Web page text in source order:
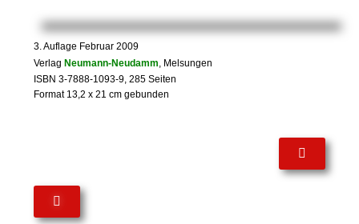
3. Auflage Februar 2009
Verlag Neumann-Neudamm, Melsungen
ISBN 3-7888-1093-9, 285 Seiten
Format 13,2 x 21 cm gebunden